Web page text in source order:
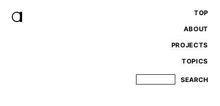
TOP
ABOUT
PROJECTS
TOPICS